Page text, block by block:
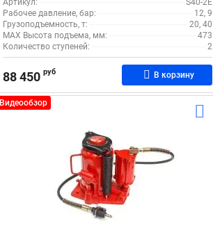
Артикул:
S40-2E
Рабочее давление, бар:
12, 9
Грузоподъемность, т:
20, 40
MAX Высота подъема, мм:
473
Количество ступеней:
2
88 450 руб В корзину
Видеообзор